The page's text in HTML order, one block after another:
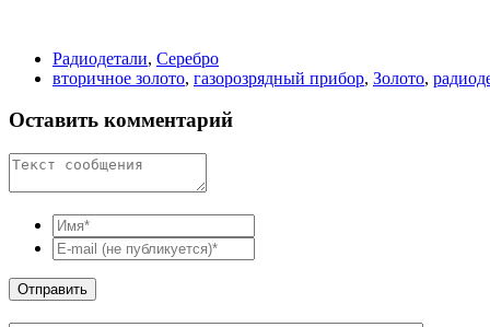
Радиодетали, Серебро
вторичное золото, газорозрядный прибор, Золото,
Оставить комментарий